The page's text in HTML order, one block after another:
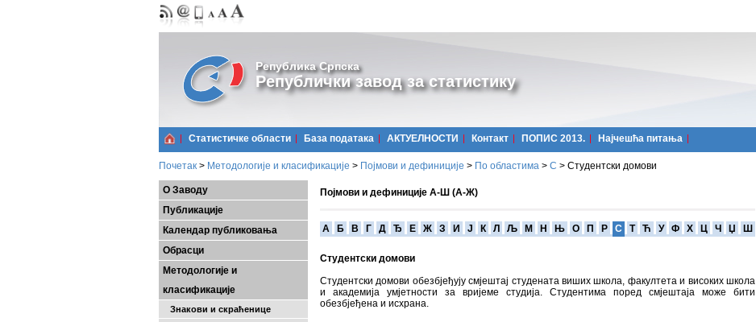
Република Српска
Републички завод за статистику
Статистичке области Базa података АКТУЕЛНОСТИ Контакт ПОПИС 2013. Најчешћa питања
Почетак > Методологије и класификације > Појмови и дефиниције > По областима > С > Студентски домови
О Заводу
Публикације
Календар публиковања
Обрасци
Методологије и
класификације
Знакови и скраћенице
Појмови и дефиниције А-Ш (А-Ж)
A Б В Г Д Ђ Е Ж З И Ј К Л Љ М Н Њ О П Р С Т Ћ У Ф Х Ц Ч Џ Ш
Студентски домови
Студентски домови обезбјеђују смјештај студената виших школа, факултета и високих школа
и академија умјетности за вријеме студија. Студентима поред смјештаја може бити
обезбјеђена и исхрана.